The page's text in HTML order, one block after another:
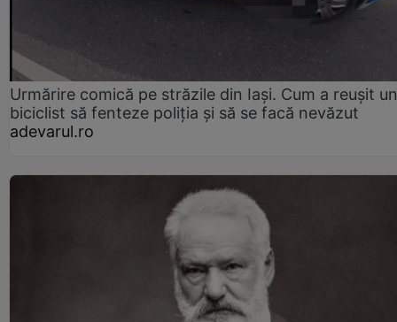
Urmărire comică pe străzile din Iași. Cum a reușit un
biciclist să fenteze poliția și să se facă nevăzut
adevarul.ro